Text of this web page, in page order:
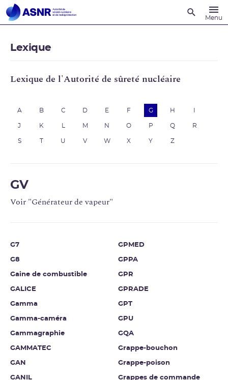
Menu
Lexique
Lexique de l'Autorité de sûreté nucléaire
A B C D E F G H
J K M N O P Q R
S U V W X Y Z
GV
Voir "Générateur de vapeur"
G7
G8
Gaine de combustible
GALICE
Gamma
Gamma-caméra
Gammagraphie
GAMMATEC
GAN
GANIL
GPMED
GPPA
GPR
GPRADE
GPT
GPU
GQA
Grappe-bouchon
Grappe-poison
Grappes de commande